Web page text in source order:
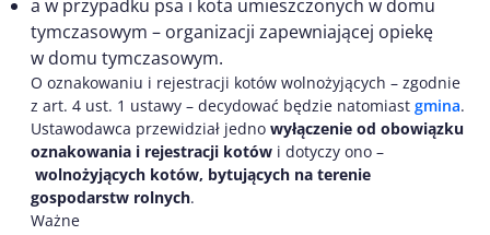
a w przypadku psa i kota umieszczonych w domu
tymczasowym – organizacji zapewniającej opiekę
w domu tymczasowym.
O oznakowaniu i rejestracji kotów wolnożyjących – zgodnie
z art. 4 ust. 1 ustawy – decydować będzie natomiast gmina.
Ustawodawca przewidział jedno wyłączenie od obowiązku
oznakowania i rejestracji kotów i dotyczy ono –
wolnożyjących kotów, bytujących na terenie
gospodarstw rolnych.
Ważne